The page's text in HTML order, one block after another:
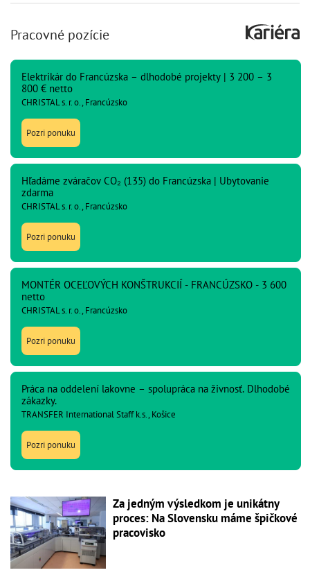
Pracovné pozície
Elektrikár do Francúzska – dlhodobé projekty | 3 200 – 3
800 € netto
CHRISTAL s. r. o., Francúzsko
Pozri ponuku
Hľadáme zváračov CO₂ (135) do Francúzska | Ubytovanie
zdarma
CHRISTAL s. r. o., Francúzsko
Pozri ponuku
MONTÉR OCEĽOVÝCH KONŠTRUKCIÍ - FRANCÚZSKO - 3 600
netto
CHRISTAL s. r. o., Francúzsko
Pozri ponuku
Práca na oddelení lakovne – spolupráca na živnosť. Dlhodobé
zákazky.
TRANSFER International Staff k.s., Košice
Pozri ponuku
Za jedným výsledkom je unikátny
proces: Na Slovensku máme špičkové
pracovisko